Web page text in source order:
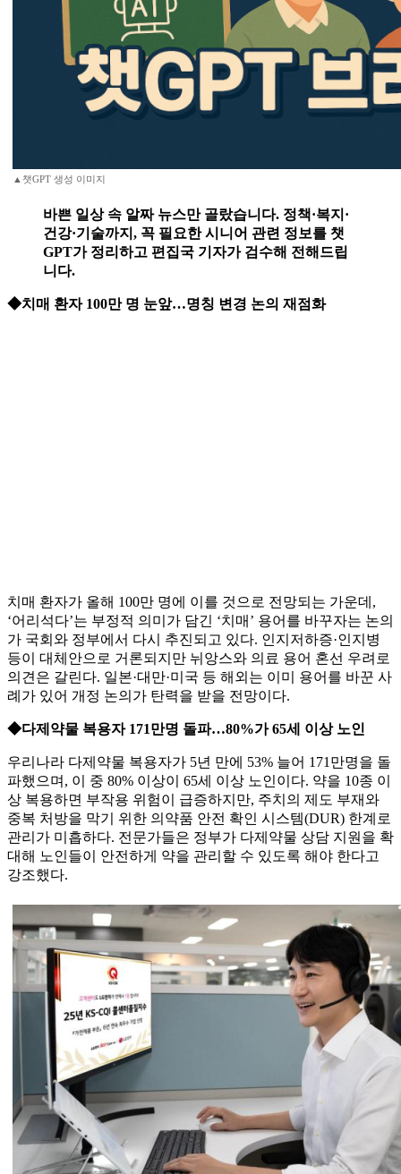
▲챗GPT 생성 이미지
바쁜 일상 속 알짜 뉴스만 골랐습니다. 정책·복지·
건강·기술까지, 꼭 필요한 시니어 관련 정보를 챗
GPT가 정리하고 편집국 기자가 검수해 전해드립
니다.
◆치매 환자 100만 명 눈앞…명칭 변경 논의 재점화
치매 환자가 올해 100만 명에 이를 것으로 전망되는 가운데,
‘어리석다’는 부정적 의미가 담긴 ‘치매’ 용어를 바꾸자는 논의
가 국회와 정부에서 다시 추진되고 있다. 인지저하증·인지병
등이 대체안으로 거론되지만 뉘앙스와 의료 용어 혼선 우려로
의견은 갈린다. 일본·대만·미국 등 해외는 이미 용어를 바꾼 사
례가 있어 개정 논의가 탄력을 받을 전망이다.
◆다제약물 복용자 171만명 돌파…80%가 65세 이상 노인
우리나라 다제약물 복용자가 5년 만에 53% 늘어 171만명을 돌
파했으며, 이 중 80% 이상이 65세 이상 노인이다. 약을 10종 이
상 복용하면 부작용 위험이 급증하지만, 주치의 제도 부재와
중복 처방을 막기 위한 의약품 안전 확인 시스템(DUR) 한계로
관리가 미흡하다. 전문가들은 정부가 다제약물 상담 지원을 확
대해 노인들이 안전하게 약을 관리할 수 있도록 해야 한다고
강조했다.